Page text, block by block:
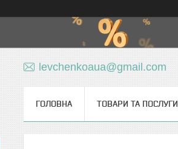
levchenkoaua@gmail.com
ГОЛОВНА ТОВАРИ ТА ПОСЛУГИ